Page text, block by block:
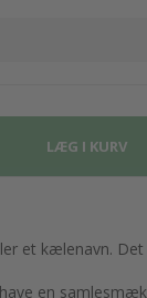
et kælenavn.
en